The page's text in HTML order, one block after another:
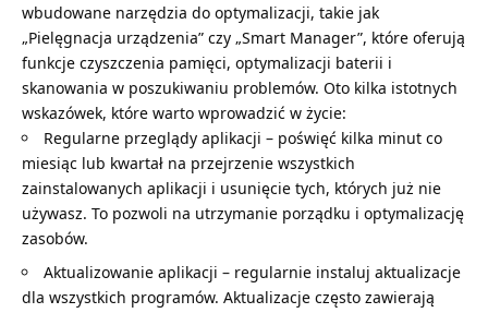
wbudowane narzędzia do optymalizacji, takie jak
„Pielęgnacja urządzenia” czy „Smart Manager”, które oferują
funkcje czyszczenia pamięci, optymalizacji baterii i
skanowania w poszukiwaniu problemów. Oto kilka istotnych
wskazówek, które warto wprowadzić w życie:
Regularne przeglądy aplikacji – poświęć kilka minut co
miesiąc lub kwartał na przejrzenie wszystkich
zainstalowanych aplikacji i usunięcie tych, których już nie
używasz. To pozwoli na utrzymanie porządku i optymalizację
zasobów.
Aktualizowanie aplikacji – regularnie instaluj aktualizacje
dla wszystkich programów. Aktualizacje często zawierają